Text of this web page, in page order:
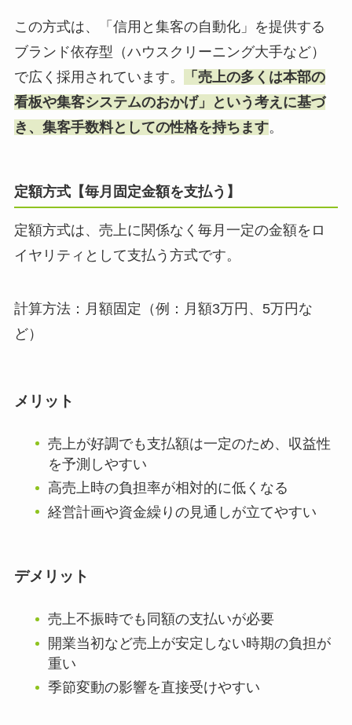
この方式は、「信用と集客の自動化」を提供する
ブランド依存型（ハウスクリーニング大手など）
で広く採用されています。
「売上の多くは本部の
看板や集客システムのおかげ」という考えに基づ
き、集客手数料としての性格を持ちます。
定額方式【毎月固定金額を支払う】
定額方式は、売上に関係なく毎月一定の金額をロ
イヤリティとして支払う方式です。
計算方法：月額固定（例：月額3万円、5万円な
ど）
メリット
売上が好調でも支払額は一定のため、収益性
を予測しやすい
高売上時の負担率が相対的に低くなる
経営計画や資金繰りの見通しが立てやすい
デメリット
売上不振時でも同額の支払いが必要
開業当初など売上が安定しない時期の負担が
重い
季節変動の影響を直接受けやすい